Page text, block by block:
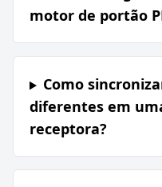
motor de portão
Como
diferentes em
receptora?